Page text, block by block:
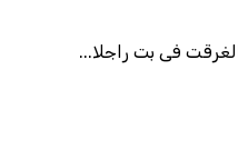
فى بت راجلا...